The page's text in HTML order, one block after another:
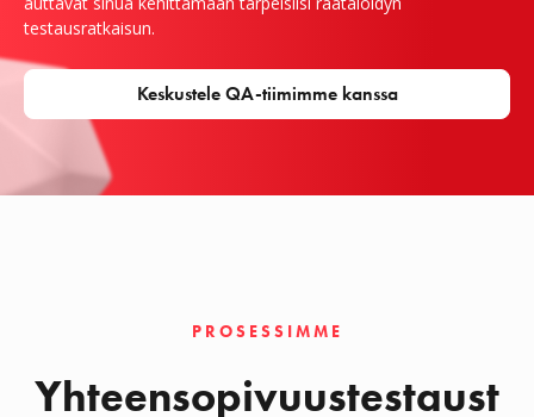
testausratkaisun.
Keskustele QA-tiimimme kanssa
PROSESSIMME
Yhteensopivuustestaust